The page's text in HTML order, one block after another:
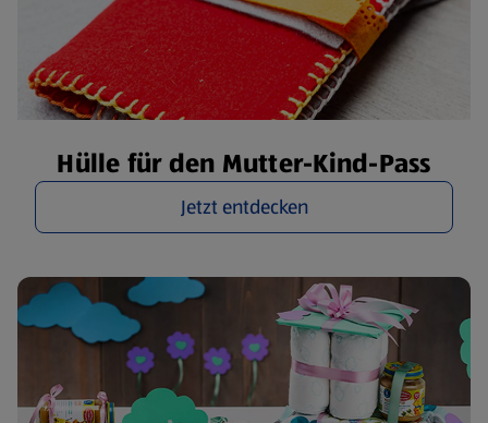
Hülle für den Mutter-Kind-Pass
Jetzt entdecken